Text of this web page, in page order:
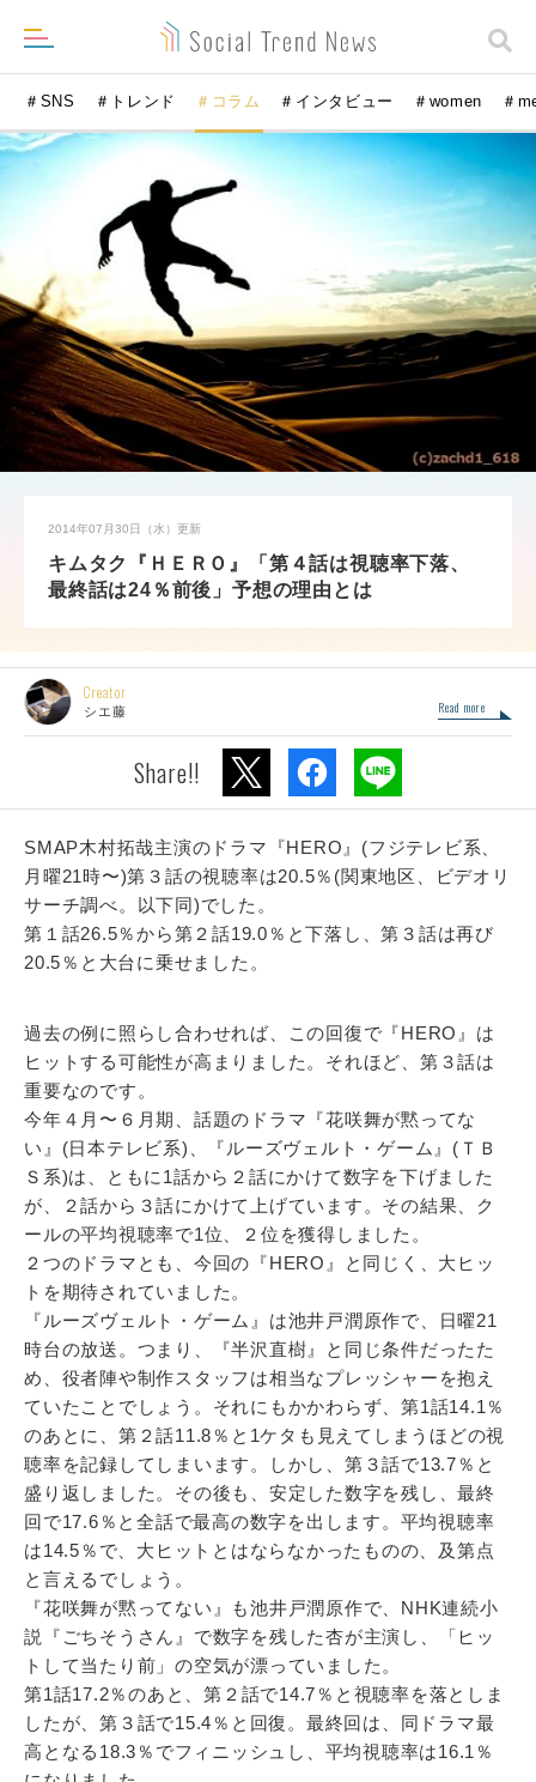
＃SNS ＃トレンド ＃コラム ＃インタビュー ＃women ＃
2014年07月30日（水） 更新
キムタク『ＨＥＲＯ』「第４話は視聴率下落、
最終話は24％前後」予想の理由とは
Creator
シエ藤 Read more
Share!!
SMAP木村拓哉主演のドラマ『HERO』(フジテレビ系、
月曜21時〜)第３話の視聴率は20.5％(関東地区、ビデオリ
サーチ調べ。以下同)でした。
第１話26.5％から第２話19.0％と下落し、第３話は再び
20.5％と大台に乗せました。
過去の例に照らし合わせれば、この回復で『HERO』は
ヒットする可能性が高まりました。それほど、第３話は
重要なのです。
今年４月〜６月期、話題のドラマ『花咲舞が黙ってな
い』(日本テレビ系)、『ルーズヴェルト・ゲーム』(ＴＢ
Ｓ系)は、ともに1話から２話にかけて数字を下げました
が、２話から３話にかけて上げています。その結果、ク
ールの平均視聴率で1位、２位を獲得しました。
２つのドラマとも、今回の『HERO』と同じく、大ヒッ
トを期待されていました。
『ルーズヴェルト・ゲーム』は池井戸潤原作で、日曜21
時台の放送。つまり、『半沢直樹』と同じ条件だったた
め、役者陣や制作スタッフは相当なプレッシャーを抱え
ていたことでしょう。それにもかかわらず、第1話14.1％
のあとに、第２話11.8％と1ケタも見えてしまうほどの視
聴率を記録してしまいます。しかし、第３話で13.7％と
盛り返しました。その後も、安定した数字を残し、最終
回で17.6％と全話で最高の数字を出します。平均視聴率
は14.5％で、大ヒットとはならなかったものの、及第点
と言えるでしょう。
『花咲舞が黙ってない』も池井戸潤原作で、NHK連続小
説『ごちそうさん』で数字を残した杏が主演し、「ヒッ
トして当たり前」の空気が漂っていました。
第1話17.2％のあと、第２話で14.7％と視聴率を落としま
したが、第３話で15.4％と回復。最終回は、同ドラマ最
高となる18.3％でフィニッシュし、平均視聴率は16.1％